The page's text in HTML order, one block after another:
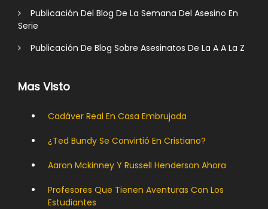
Publicación Del Blog De La Semana Del Asesino En
Serie
Publicación De Blog Sobre Asesinatos De La A A La Z
Mas Visto
Cadáver Real En Casa Embrujada
¿Ted Bundy Se Convirtió En Cristiano?
Aaron Mckinney Y Russell Henderson Ahora
Profesores Que Tienen Aventuras Con Los
Estudiantes